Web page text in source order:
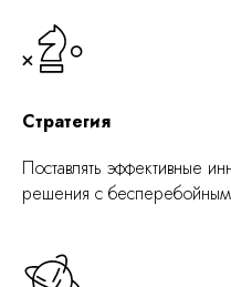
Стратегия
Поставлять эффективные
решения с